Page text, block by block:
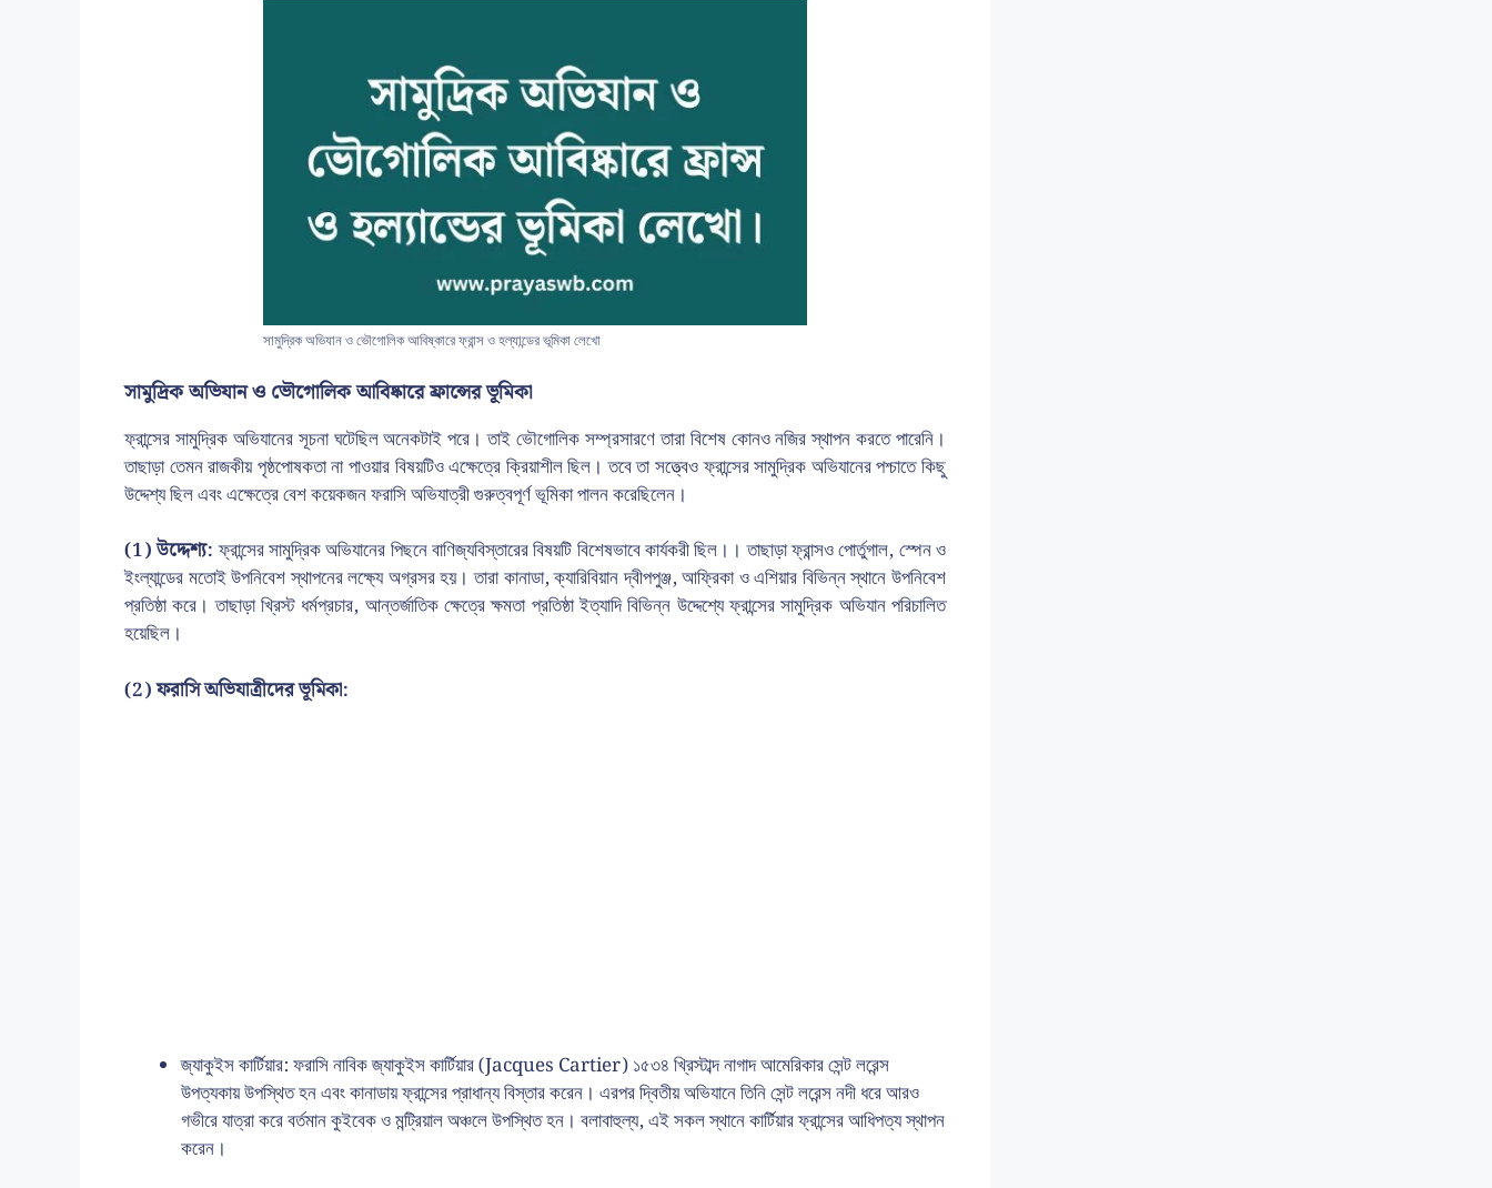
সামুদ্রিক অভিযান ও ভৌগোলিক আবিষ্কারে ফ্রান্স ও হল্যান্ডের ভূমিকা লেখো
সামুদ্রিক অভিযান ও ভৌগোলিক আবিষ্কারে ফ্রান্সের ভূমিকা
ফ্রান্সের সামুদ্রিক অভিযানের সূচনা ঘটেছিল অনেকটাই পরে। তাই ভৌগোলিক সম্প্রসারণে তারা বিশেষ কোনও নজির স্থাপন করতে পারেনি।
তাছাড়া তেমন রাজকীয় পৃষ্ঠপোষকতা না পাওয়ার বিষয়টিও এক্ষেত্রে ক্রিয়াশীল ছিল। তবে তা সত্ত্বেও ফ্রান্সের সামুদ্রিক অভিযানের পশ্চাতে কিছু
উদ্দেশ্য ছিল এবং এক্ষেত্রে বেশ কয়েকজন ফরাসি অভিযাত্রী গুরুত্বপূর্ণ ভূমিকা পালন করেছিলেন।
(1) উদ্দেশ্য:ফ্রান্সের সামুদ্রিক অভিযানের পিছনে বাণিজ্যবিস্তারের বিষয়টি বিশেষভাবে কার্যকরী ছিল।। তাছাড়া ফ্রান্সও পোর্তুগাল, স্পেন ও
ইংল্যান্ডের মতোই উপনিবেশ স্থাপনের লক্ষ্যে অগ্রসর হয়। তারা কানাডা, ক্যারিবিয়ান দ্বীপপুঞ্জ, আফ্রিকা ও এশিয়ার বিভিন্ন স্থানে উপনিবেশ
প্রতিষ্ঠা করে। তাছাড়া খ্রিস্ট ধর্মপ্রচার, আন্তর্জাতিক ক্ষেত্রে ক্ষমতা প্রতিষ্ঠা ইত্যাদি বিভিন্ন উদ্দেশ্যে ফ্রান্সের সামুদ্রিক অভিযান পরিচালিত
হয়েছিল।
(2) ফরাসি অভিযাত্রীদের ভূমিকা:
জ্যাকুইস কার্টিয়ার: ফরাসি নাবিক জ্যাকুইস কার্টিয়ার (Jacques Cartier) ১৫৩৪ খ্রিস্টাব্দ নাগাদ আমেরিকার সেন্ট লরেন্স
উপত্যকায় উপস্থিত হন এবং কানাডায় ফ্রান্সের প্রাধান্য বিস্তার করেন। এরপর দ্বিতীয় অভিযানে তিনি সেন্ট লরেন্স নদী ধরে আরও
গভীরে যাত্রা করে বর্তমান কুইবেক ও মন্ট্রিয়াল অঞ্চলে উপস্থিত হন। বলাবাহুল্য, এই সকল স্থানে কার্টিয়ার ফ্রান্সের আধিপত্য স্থাপন
করেন।